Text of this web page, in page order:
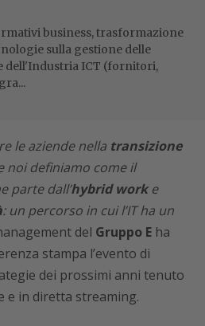
business, trasformazione
sulla gestione delle
dell'Industria ICT (fornitori,
le aziende nella transizione
noi definiamo come il
parte dall’hybrid worke
: un percorso in cui l’IT ha un
del Gruppo E ha
stampa l’evento di
dei prossimi anni tenuto
e in diretta streaming.